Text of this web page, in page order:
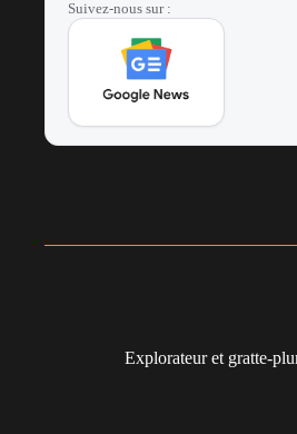
Suivez-nous sur :
Explorateur et gratte-